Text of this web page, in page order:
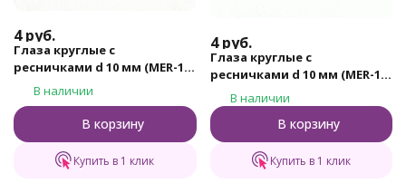
4 руб.
Глаза круглые с
ресничками d 10 мм (MER-10
- желтые)
В наличии
В корзину
Купить в 1 клик
4 руб.
Глаза круглые с
ресничками d 10 мм (MER-10
- зеленые)
В наличии
В корзину
Купить в 1 клик